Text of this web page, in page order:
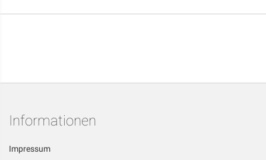
Informationen
Impressum